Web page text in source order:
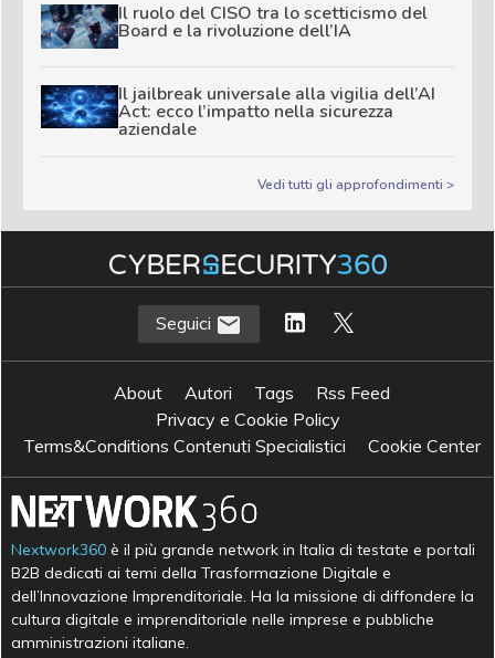
Il ruolo del CISO tra lo scetticismo del
Board e la rivoluzione dell’IA
Il jailbreak universale alla vigilia dell’AI
Act: ecco l’impatto nella sicurezza
aziendale
Vedi tutti gli approfondimenti >
Seguici
About Autori Tags
Rss Feed
Privacy e Cookie Policy
Terms&Conditions Contenuti Specialistici
Cookie Center
Nextwork360 è il più grande network in Italia di testate e portali
B2B dedicati ai temi della Trasformazione Digitale e
dell’Innovazione Imprenditoriale. Ha la missione di diffondere la
cultura digitale e imprenditoriale nelle imprese e pubbliche
amministrazioni italiane.